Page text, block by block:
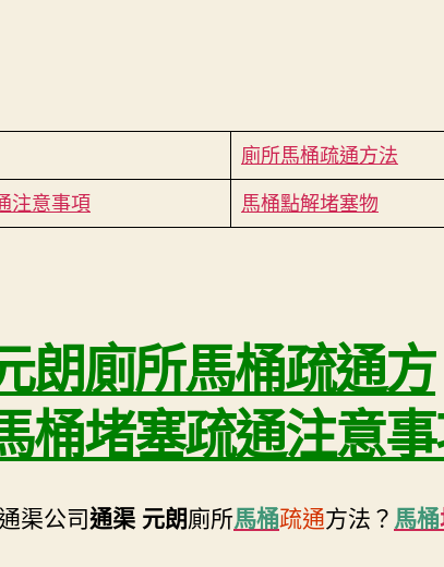
廁所馬桶疏通方法
注意事項 馬桶點解堵塞物
朗廁所馬桶疏通方
桶堵塞疏通注意
渠公司通渠 元朗廁所馬桶疏通方法？ 馬桶